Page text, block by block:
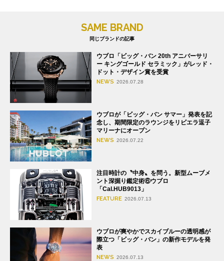
SAME BRAND
同じブランドの記事
ウブロ「ビッグ・バン 20th アニバーサリ
ー キングゴールド セラミック」がレッド・
ドット・デザイン賞を受賞
NEWS 2026.07.28
ウブロが「ビッグ・バン サマー」発表を記
念し、期間限定のラウンジをリビエラ逗子
マリーナにオープン
NEWS 2026.07.22
注目時計の〝中身〟を問う。新型ムーブメ
ント深掘り鑑定術⑥ウブロ
「Cal.HUB9013」
FEATURE 2026.07.13
ウブロが爽やかでスカイブルーの透明感が
際立つ「ビッグ・バン」の新作モデルを発
表
NEWS 2026.07.13